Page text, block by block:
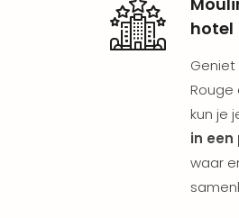
hotel
Rouge
kun je
in
waar